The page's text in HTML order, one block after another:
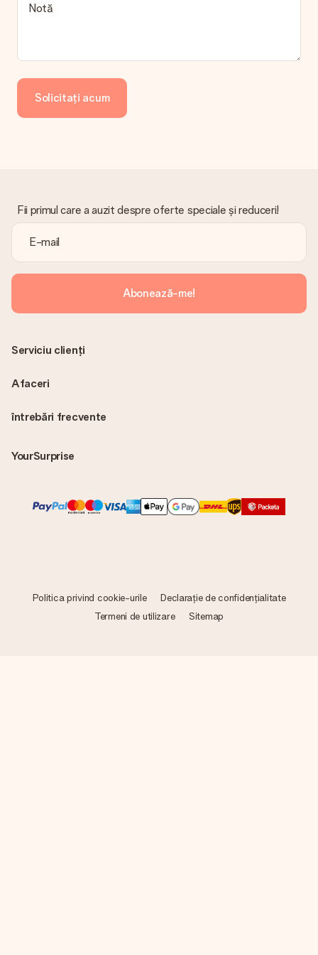
Cadou primit
Regretăm profund că darul tău nu îți place. Vă rugăm să
să vă ajute să găsiți o soluție adecvată.
Factura este trimisă împreună cu comanda?
Notă
Solicitați acum
Fii primul care a auzit despre oferte speciale și reduceri!
Abonează-me!
întrebări frecvente
YourSurprise
Serviciu clienți
Afaceri
Politica privind cookie-urile
Declarație de confidențialitate
Termeni de utilizare
Sitemap